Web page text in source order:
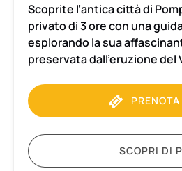
Scoprite l’antica città di
privato di 3 ore con una
esplorando la sua
preservata dall’eruzione del
SCOPRI DI